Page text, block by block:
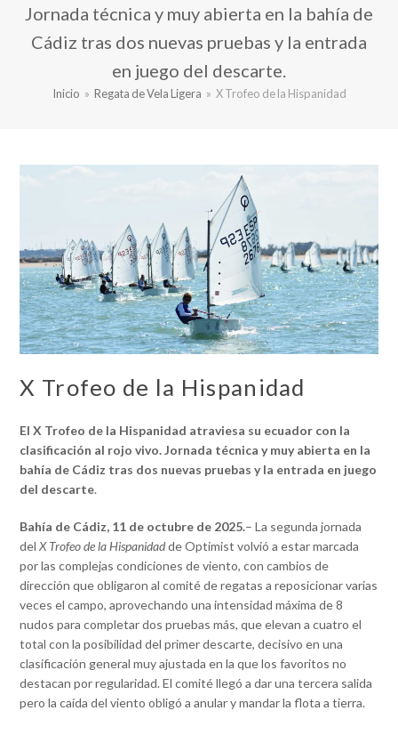
Jornada técnica y muy abierta en la bahía de
Cádiz tras dos nuevas pruebas y la entrada
en juego del descarte.
Inicio » Regata de Vela Ligera » X Trofeo de la Hispanidad
X Trofeo de la Hispanidad
El X Trofeo de la Hispanidad atraviesa su ecuador con la
clasificación al rojo vivo. Jornada técnica y muy abierta en la
bahía de Cádiz tras dos nuevas pruebas y la entrada en juego
del descarte.
Bahía de Cádiz, 11 de octubre de 2025.– La segunda jornada
delX Trofeo de la Hispanidadde Optimist volvió a estar marcada
por las complejas condiciones de viento, con cambios de
dirección que obligaron al comité de regatas a reposicionar varias
veces el campo, aprovechando una intensidad máxima de 8
nudos para completar dos pruebas más, que elevan a cuatro el
total con la posibilidad del primer descarte, decisivo en una
clasificación general muy ajustada en la que los favoritos no
destacan por regularidad. El comité llegó a dar una tercera salida
pero la caída del viento obligó a anular y mandar la flota a tierra.